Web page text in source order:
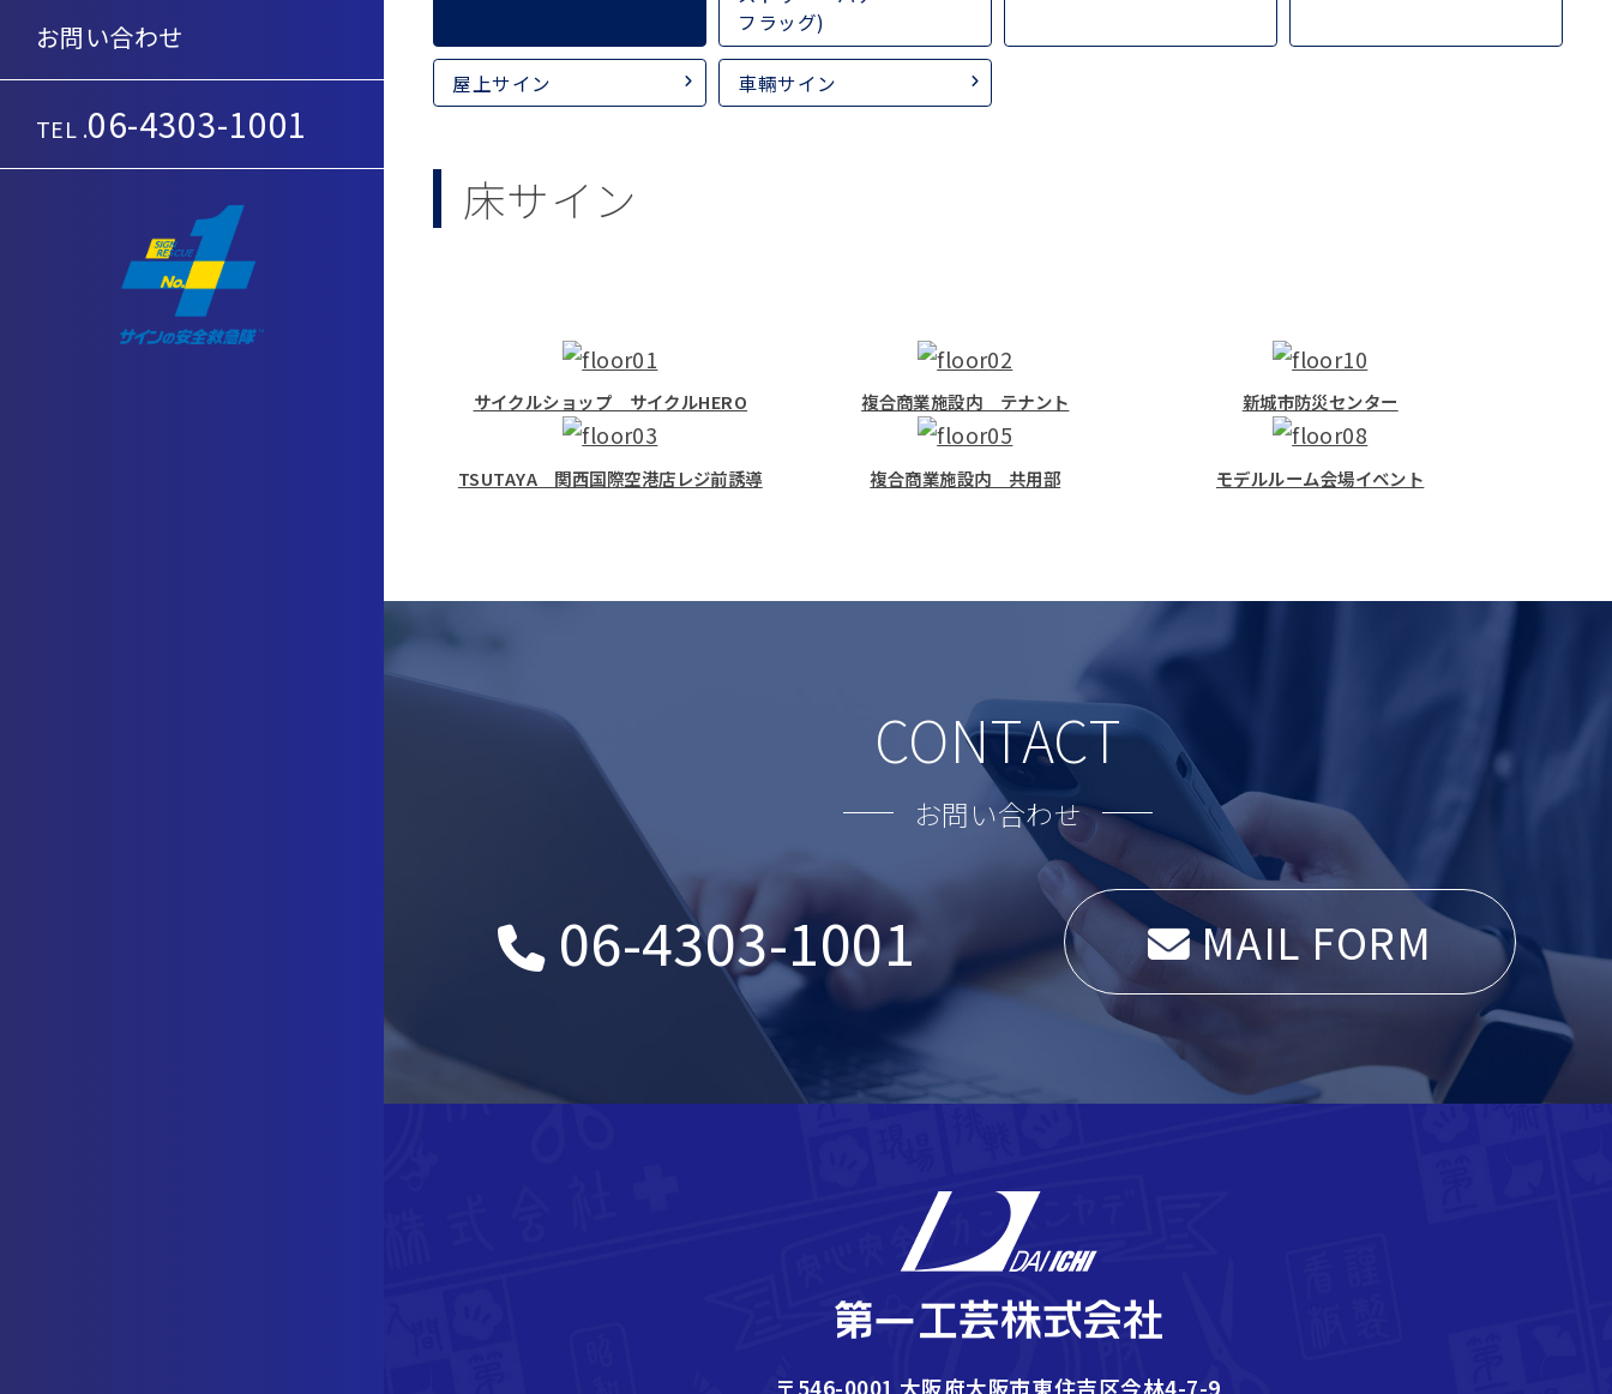
お問い合わせ
TEL .06-4303-1001
フラッグ)
屋上サイン 車輛サイン
床サイン
サイクルショップ サイクルHERO 複合商業施設内 テナント 新城市防災センター
TSUTAYA 関西国際空港店レジ前誘導 複合商業施設内 共用部 モデルルーム会場イベント
CONTACT
お問い合わせ
06-4303-1001 MAIL FORM
〒546-0001 大阪府大阪市東住吉区今林4-7-9